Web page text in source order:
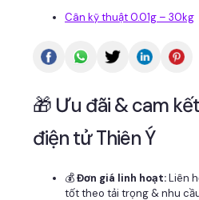
Cân kỹ thuật 0.01g – 30kg
🎁 Ưu đãi & cam
điện tử Thiên Ý
💰Đơn giá linh hoạt:Liên
tốt theo tải trọng & nhu